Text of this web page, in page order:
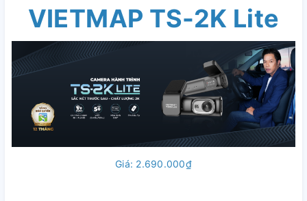
VIETMAP TS-2K Lite
Giá: 2.690.000₫